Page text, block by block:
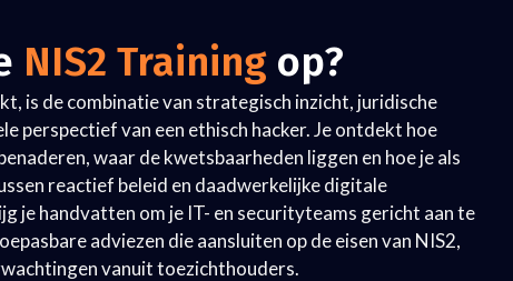
NIS2 Training op?
is de combinatie van strategisch inzicht, juridische
perspectief van een ethisch hacker. Je ontdekt hoe
waar de kwetsbaarheden liggen en hoe je als
reactief beleid en daadwerkelijke digitale
je handvatten om je IT- en securityteams gericht aan te
adviezen die aansluiten op de eisen van NIS2,
vanuit toezichthouders.